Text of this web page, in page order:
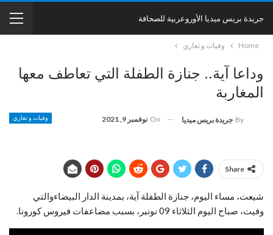
جريدة بريس ميديا الأوروعربية للصحافة
Home وفيات و تعازي
وداعا آية.. جنازة الطفلة التي تعاطف معها
المغاربة
وفيات و تعازي By جريدة بريس ميديا On نوفمبر 9, 2021
Share
شيعت، مساء اليوم، جنازة الطفلة آية، بمدينة الدار البيضاءوالتي
وفيت، صباح اليوم الثلاثاء 09 نونبر، بسبب مضاعفات فيروس كورونا.